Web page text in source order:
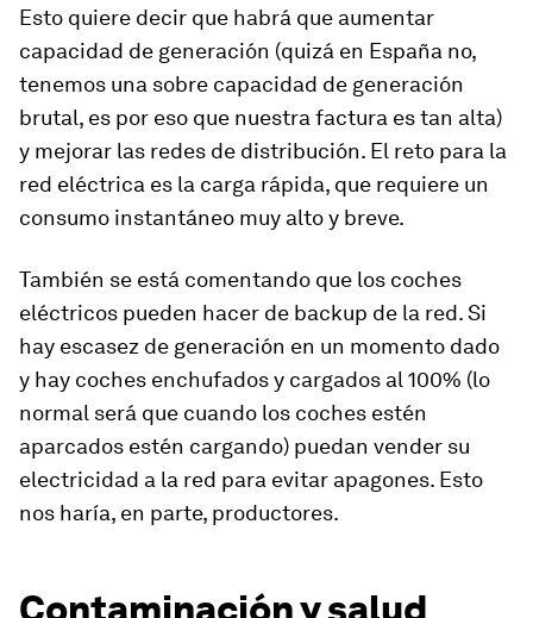
Esto quiere decir que habrá que aumentar
capacidad de generación (quizá en España no,
tenemos una sobre capacidad de generación
brutal, es por eso que nuestra factura es tan alta)
y mejorar las redes de distribución. El reto para la
red eléctrica es la carga rápida, que requiere un
consumo instantáneo muy alto y breve.
También se está comentando que los coches
eléctricos pueden hacer de backup de la red. Si
hay escasez de generación en un momento dado
y hay coches enchufados y cargados al 100% (lo
normal será que cuando los coches estén
aparcados estén cargando) puedan vender su
electricidad a la red para evitar apagones. Esto
nos haría, en parte, productores.